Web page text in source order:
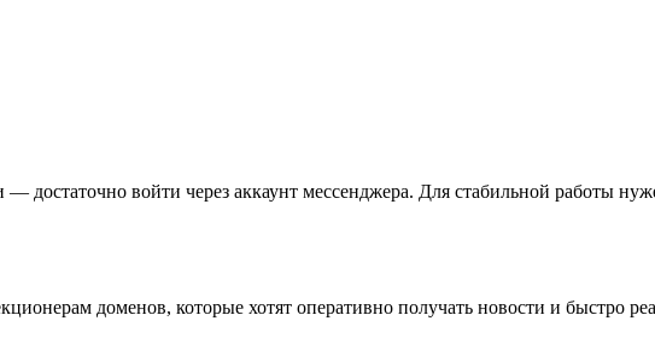
достаточно войти через аккаунт мессенджера. Для стабильной работы
доменов, которые хотят оперативно получать новости и быстро